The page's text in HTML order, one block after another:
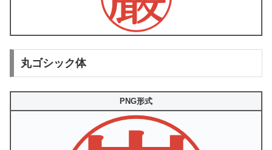
丸ゴシック体
PNG形式